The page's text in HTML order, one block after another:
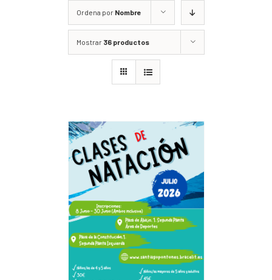
Ordena por Nombre
Mostrar 36 productos